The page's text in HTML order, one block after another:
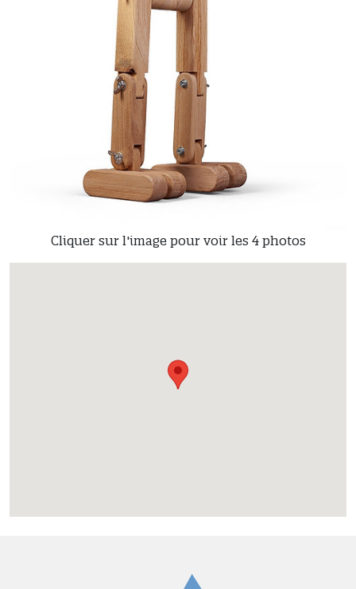
Cliquer sur l'image pour voir les 4 photos